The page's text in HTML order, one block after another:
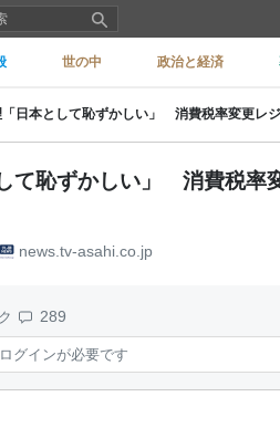
世の中 政治と経済
日本として恥ずかしい」 消費税率変更レ
て恥ずかしい」 消費税率
news.tv-asahi.co.jp
289
グインが必要です